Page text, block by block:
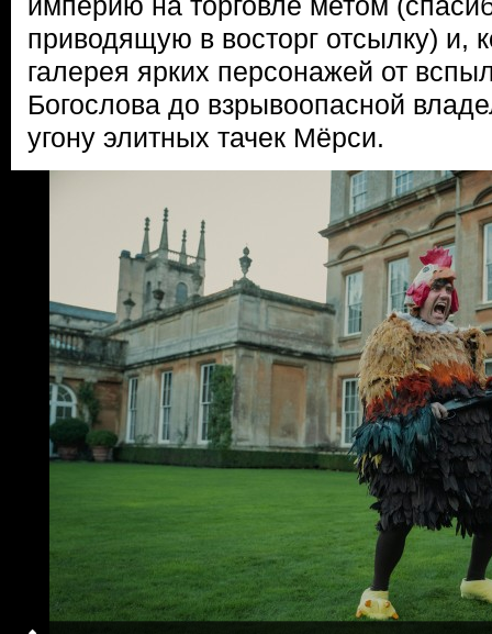
приводящую в восторг отсылку) и,
галерея ярких персонажей от
Богослова до взрывоопасной
угону элитных тачек Мёрси.